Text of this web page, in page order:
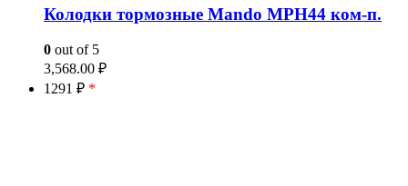
Колодки тормозные Mando MPH44 ком-п.
0 out of 5
3,568.00 ₽
1291 ₽ *